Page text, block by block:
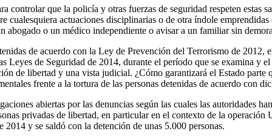
controlar que la policía y otras fuerzas de seguridad respeten estas
cualesquiera actuaciones disciplinarias o de otra índole
abogado o un médico independiente o avisar a un familiar sin
de acuerdo con la Ley de Prevención del Terrorismo de 2012,
Leyes de Seguridad de 2014, durante el período que se examina y
de libertad y una vista judicial. ¿Cómo garantizará el Estado parte
frente a la tortura de las personas detenidas de acuerdo con
abiertas por las denuncias según las cuales las autoridades
privadas de libertad, en particular en el contexto de la operación
y se saldó con la detención de unas 5.000 personas.